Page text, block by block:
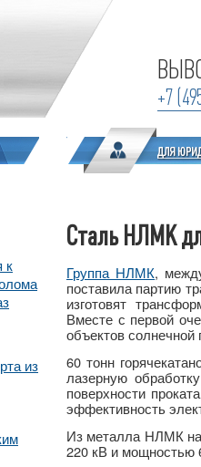
+7
к
из
Сталь НЛМК
Группа НЛМК,
поставила партию
изготовят
Вместе с первой
объектов
60 тонн
лазерную
поверхности
эффективность
Из металла НЛМК на
220 кВ и мощностью